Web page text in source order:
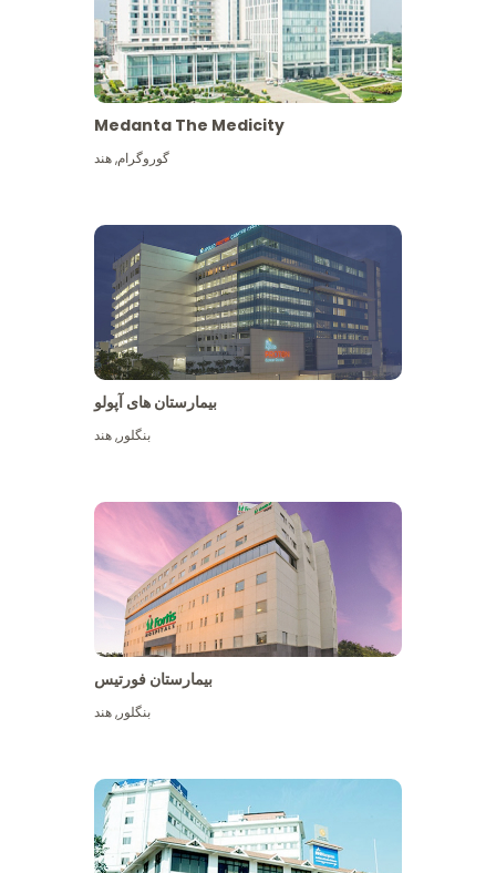
Medanta The Medicity
گوروگرام,هند
بیمارستان های آپولو
بنگلور,هند
بیمارستان فورتیس
بنگلور,هند